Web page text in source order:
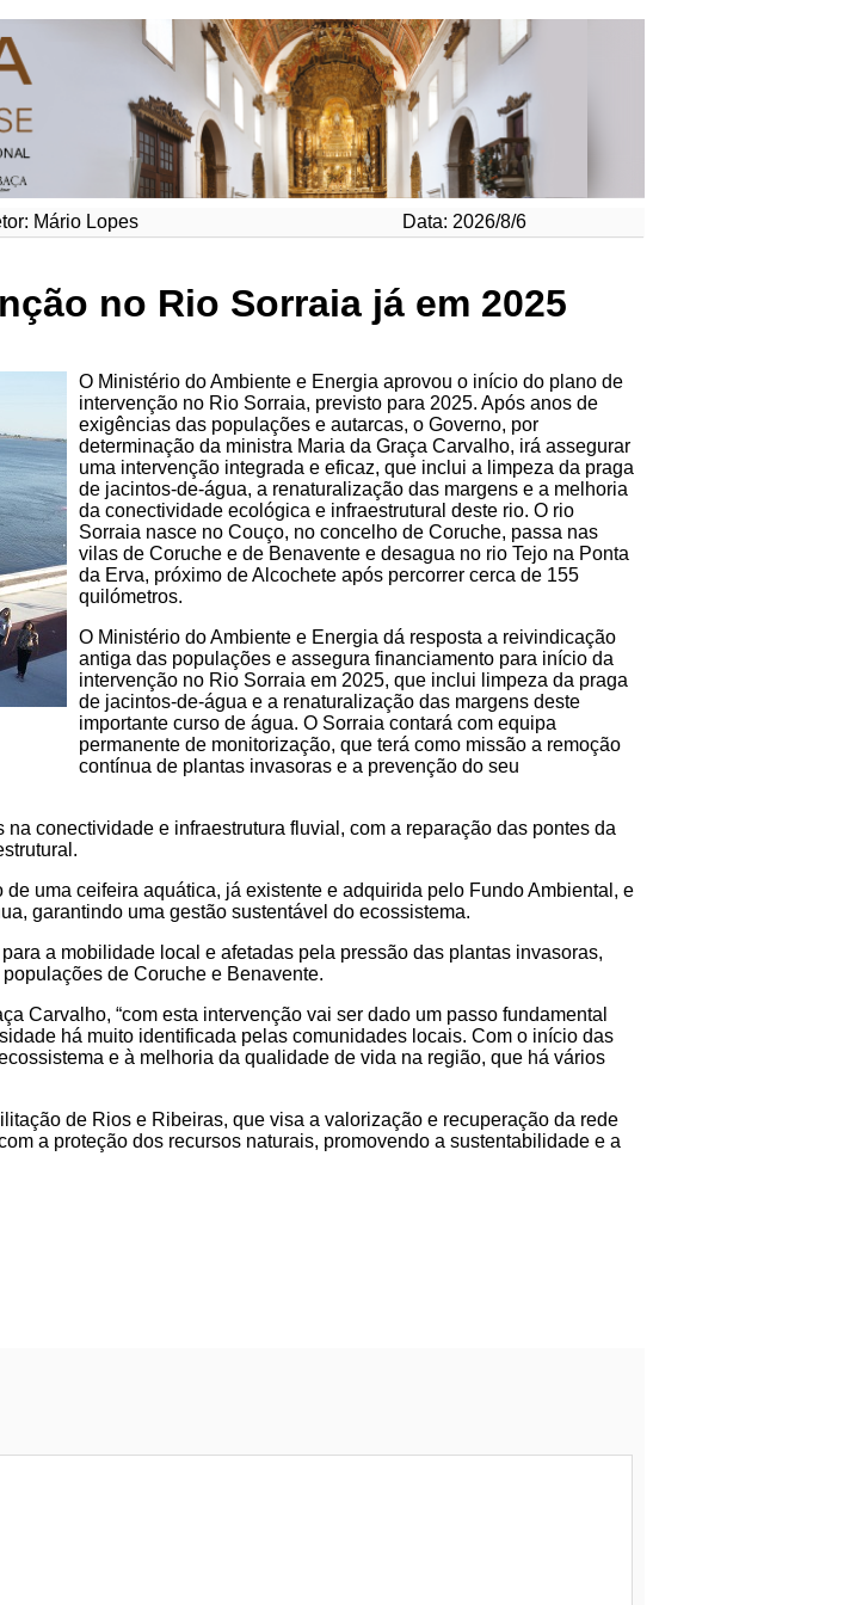
Mário Lopes
Data: 2026/8/6
no Rio Sorraia já em 2025
O Ministério do Ambiente e Energia aprovou o início do plano de
intervenção no Rio Sorraia, previsto para 2025. Após anos de
exigências das populações e autarcas, o Governo, por
determinação da ministra Maria da Graça Carvalho, irá assegurar
uma intervenção integrada e eficaz, que inclui a limpeza da praga
de jacintos-de-água, a renaturalização das margens e a melhoria
da conectividade ecológica e infraestrutural deste rio. O rio
Sorraia nasce no Couço, no concelho de Coruche, passa nas
vilas de Coruche e de Benavente e desagua no rio Tejo na Ponta
da Erva, próximo de Alcochete após percorrer cerca de 155
quilómetros.
O Ministério do Ambiente e Energia dá resposta a reivindicação
antiga das populações e assegura financiamento para início da
intervenção no Rio Sorraia em 2025, que inclui limpeza da praga
de jacintos-de-água e a renaturalização das margens deste
importante curso de água. O Sorraia contará com equipa
permanente de monitorização, que terá como missão a remoção
contínua de plantas invasoras e a prevenção do seu
conectividade e infraestrutura fluvial, com a reparação das pontes da
uma ceifeira aquática, já existente e adquirida pelo Fundo Ambiental, e
garantindo uma gestão sustentável do ecossistema.
a mobilidade local e afetadas pela pressão das plantas invasoras,
de Coruche e Benavente.
Carvalho, “com esta intervenção vai ser dado um passo fundamental
há muito identificada pelas comunidades locais. Com o início das
e à melhoria da qualidade de vida na região, que há vários
de Rios e Ribeiras, que visa a valorização e recuperação da rede
a proteção dos recursos naturais, promovendo a sustentabilidade e a